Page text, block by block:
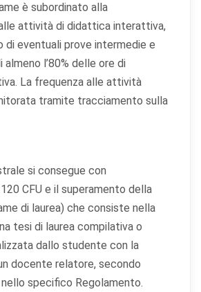
è subordinato alla
attività di didattica interattiva,
di eventuali prove intermedie e
l’80% delle ore di
La frequenza alle attività
tramite tracciamento sulla
si consegue con
120 CFU e il superamento della
di laurea) che consiste nella
tesi di laurea compilativa o
dallo studente con la
docente relatore, secondo
specifico Regolamento.